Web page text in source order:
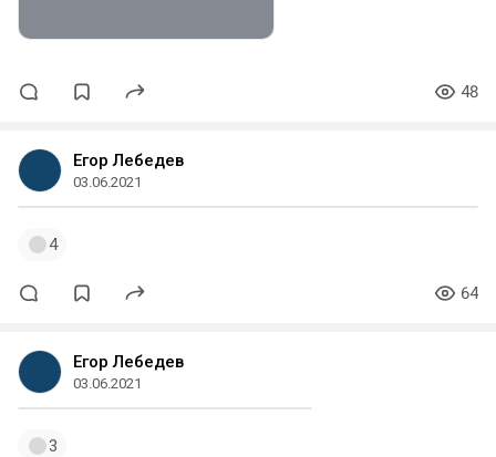
48
Егор Лебедев
03.06.2021
4
64
Егор Лебедев
03.06.2021
3